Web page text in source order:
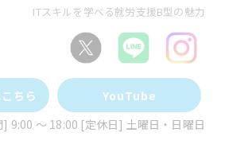
ITスキルを学べる就労支援B型の魅力
ちら
YouTube
] 9:00 ～ 18:00 [定休日] 土曜日・日曜日